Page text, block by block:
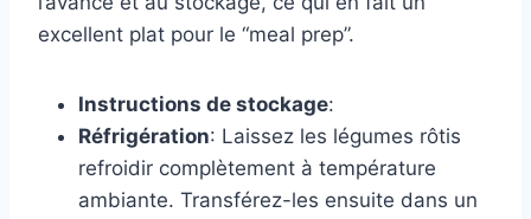
excellent plat pour le “meal prep”.
Instructions de stockage:
Réfrigération: Laissez les légumes rôtis
refroidir complètement à température
ambiante. Transférez-les ensuite dans un